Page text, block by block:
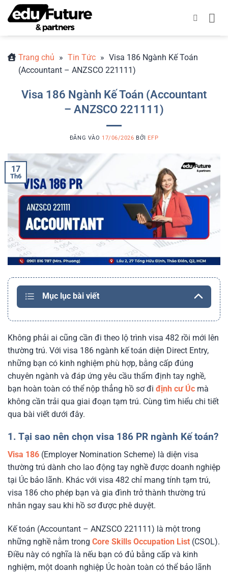
qua
Trang chủ » Tin Tức » Visa 186 Ngành Kế Toán
(Accountant – ANZSCO 221111)
Visa 186 Ngành Kế Toán (Accountant
– ANZSCO 221111)
ĐĂNG VÀO 17/06/2026 BỞI EFP
17
Th6
Mục lục bài viết
Không phải ai cũng cần đi theo lộ trình visa 482 rồi mới lên
thường trú. Với visa 186 ngành kế toán diện Direct Entry,
những bạn có kinh nghiệm phù hợp, bằng cấp đúng
chuyên ngành và đáp ứng yêu cầu thẩm định tay nghề,
bạn hoàn toàn có thể nộp thẳng hồ sơ đi định cư Úc mà
không cần trải qua giai đoạn tạm trú. Cùng tìm hiểu chi tiết
qua bài viết dưới đây.
1. Tại sao nên chọn visa 186 PR ngành Kế toán?
Visa 186 (Employer Nomination Scheme) là diện visa
thường trú dành cho lao động tay nghề được doanh nghiệp
tại Úc bảo lãnh. Khác với visa 482 chỉ mang tính tạm trú,
visa 186 cho phép bạn và gia đình trở thành thường trú
nhân ngay sau khi hồ sơ được phê duyệt.
Kế toán (Accountant – ANZSCO 221111) là một trong
những nghề nằm trong Core Skills Occupation List (CSOL).
Điều này có nghĩa là nếu bạn có đủ bằng cấp và kinh
nghiệm, một doanh nghiệp Úc hoàn toàn có thể bảo lãnh